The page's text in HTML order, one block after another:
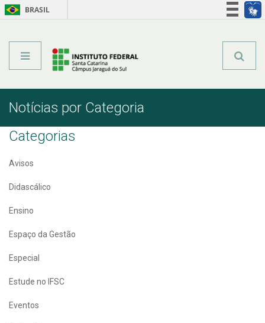
BRASIL
Notícias por Categoria
Categorias
Avisos
Didascálico
Ensino
Espaço da Gestão
Especial
Estude no IFSC
Eventos